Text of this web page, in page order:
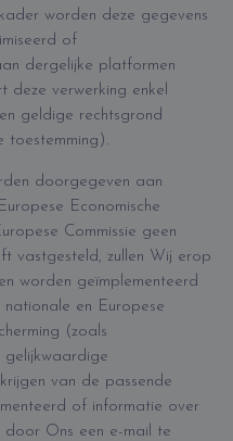
worden deze gegevens
of
dergelijke platformen
deze verwerking enkel
geldige rechtsgrond
toestemming).
doorgegeven aan
Economische
Commissie geen
vastgesteld, zullen Wij erop
worden geïmplementeerd
en Europese
(zoals
van de passende
of informatie over
door Ons een e-mail te